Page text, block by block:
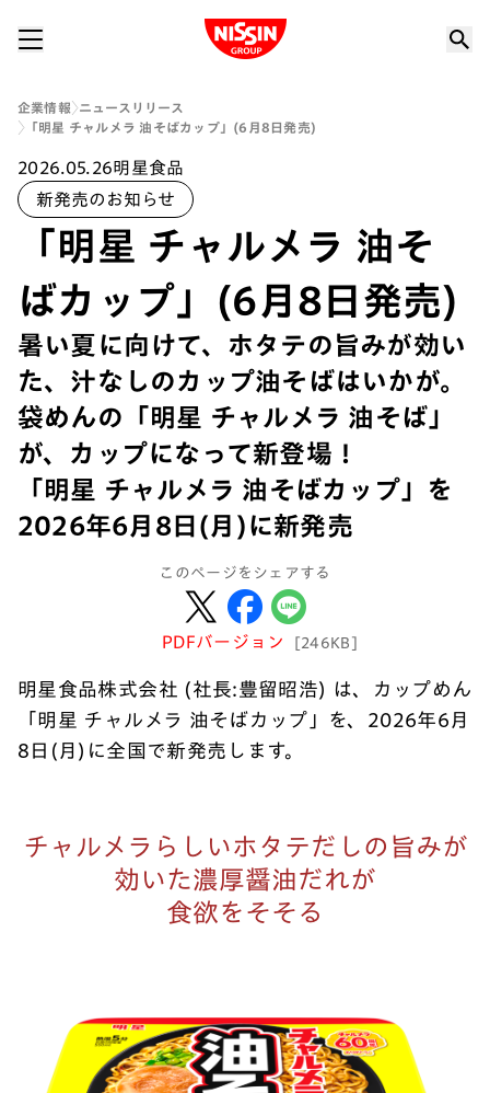
Nissin Group
企業情報
ニュースリリース
「明星 チャルメラ 油そばカップ​」(6月8日発売)
2026.05.26明星食品
新発売のお知らせ
「明星 チャルメラ 油そ
ばカップ​」(6月8日発売)
暑い夏に向けて、ホタテの旨みが効い
た、汁なしのカップ油そばはいかが。
袋めんの「明星 チャルメラ 油そば」
が、カップになって新登場！
「明星 チャルメラ 油そばカップ​」を
2026年6月8日(月)に新発売
このページをシェアする
PDFバージョン [246KB]
明星食品株式会社 (社長:豊留昭浩) は、カップめん
「明星 チャルメラ 油そばカップ​」を、2026年6月
8日(月)に全国で新発売します。
チャルメラらしいホタテだしの旨みが
効いた濃厚醤油だれが
食欲をそそる